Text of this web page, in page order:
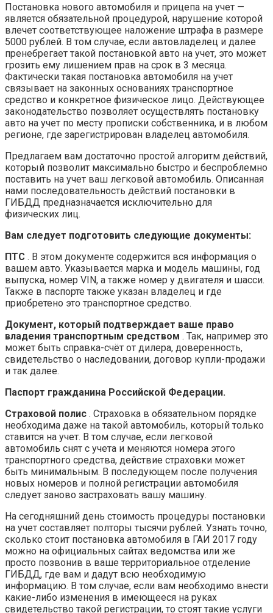
Постановка нового автомобиля и прицепа на учет —
является обязательной процедурой, нарушение которой
влечет соответствующее наложение штрафа в размере
5000 рублей. В том случае, если автовладелец и далее
пренебрегает такой постановкой авто на учет, это может
грозить ему лишением прав на срок в 3 месяца.
Фактически такая постановка автомобиля на учет
связывает на законных основаниях транспортное
средство и конкретное физическое лицо. Действующее
законодательство позволяет осуществлять постановку
авто на учет по месту прописки собственника, и в любом
регионе, где зарегистрирован владелец автомобиля.
Предлагаем вам достаточно простой алгоритм действий,
который позволит максимально быстро и беспроблемно
поставить на учет ваш легковой автомобиль. Описанная
нами последовательность действий постановки в
ГИБДД предназначается исключительно для
физических лиц.
Вам следует подготовить следующие документы:
ПТС . В этом документе содержится вся информация о
вашем авто. Указывается марка и модель машины, год
выпуска, номер VIN, а также номер у двигателя и шасси.
Также в паспорте также указан владелец и где
приобретено это транспортное средство.
Документ, который подтверждает ваше право
владения транспортным средством . Так, например это
может быть справка-счёт от дилера, доверенность,
свидетельство о наследовании, договор купли-продажи
и так далее.
Паспорт гражданина Российской Федерации.
Страховой полис . Страховка в обязательном порядке
необходима даже на такой автомобиль, который только
ставится на учет. В том случае, если легковой
автомобиль снят с учета и меняются номера этого
транспортного средства, действие страховки может
быть минимальным. В последующем после получения
новых номеров и полной регистрации автомобиля
следует заново застраховать вашу машину.
На сегодняшний день стоимость процедуры постановки
на учет составляет полторы тысячи рублей. Узнать точно,
сколько стоит постановка автомобиля в ГАИ 2017 году
можно на официальных сайтах ведомства или же
просто позвонив в ваше территориальное отделение
ГИБДД, где вам и дадут всю необходимую
информацию. В том случае, если вам необходимо внести
какие-либо изменения в имеющееся на руках
свидетельство такой регистрации, то стоят такие услуги